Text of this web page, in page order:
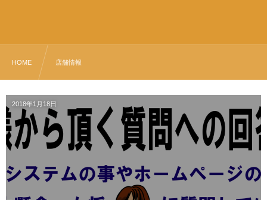
HOME 店舗情報
2018年1月18日